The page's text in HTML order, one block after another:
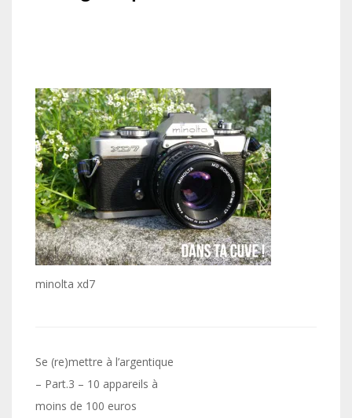
minolta xd7
Navigation
de
Se (re)mettre à l’argentique
– Part.3 – 10 appareils à
moins de 100 euros